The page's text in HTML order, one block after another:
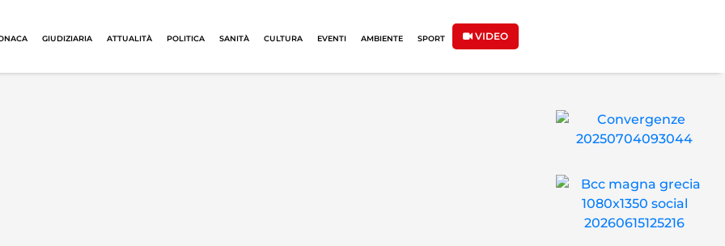
GIUDIZIARIA ATTUALITÀ POLITICA SANITÀ CULTURA EVENTI AMBIENTE SPORT VIDEO